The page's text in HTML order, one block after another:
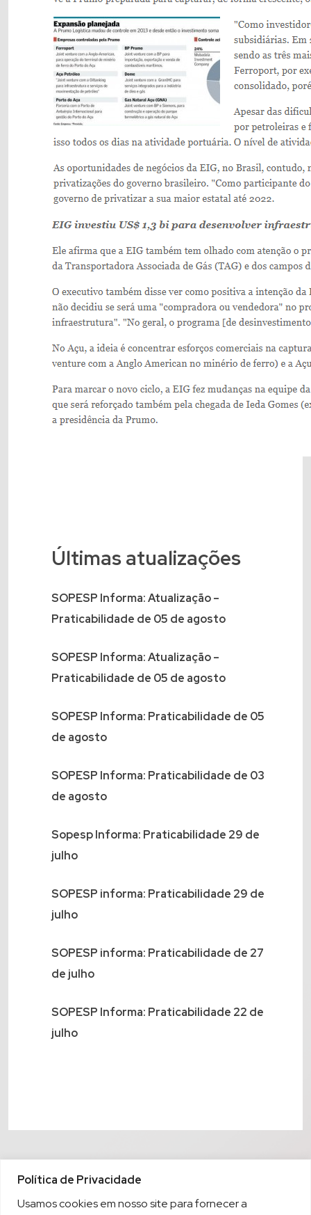
Política de Privacidade
Usamos cookies em nosso site para fornecer a
Últimas atualizações
SOPESP Informa: Atualização –
Praticabilidade de 05 de agosto
SOPESP Informa: Atualização –
Praticabilidade de 05 de agosto
SOPESP Informa: Praticabilidade de 05
de agosto
SOPESP Informa: Praticabilidade de 03
de agosto
Sopesp Informa: Praticabilidade 29 de
julho
SOPESP informa: Praticabilidade 29 de
julho
SOPESP informa: Praticabilidade de 27
de julho
SOPESP Informa: Praticabilidade 22 de
julho